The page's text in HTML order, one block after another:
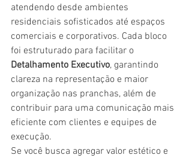
atendendo desde ambientes
residenciais sofisticados até espaços
comerciais e corporativos. Cada bloco
foi estruturado para facilitar o
Detalhamento Executivo, garantindo
clareza na representação e maior
organização nas pranchas, além de
contribuir para uma comunicação mais
eficiente com clientes e equipes de
execução.
Se você busca agregar valor estético e